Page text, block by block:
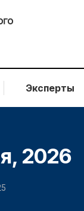
Эксперты
2026